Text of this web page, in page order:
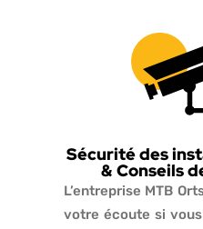
Sécurité des
& Conseils
L’entreprise MTB
votre écoute si